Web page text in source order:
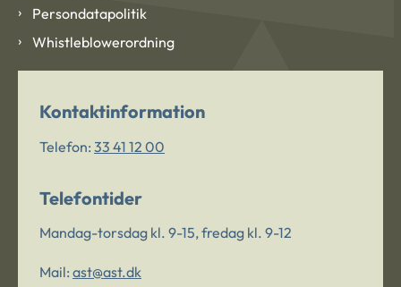
Persondatapolitik
Whistleblowerordning
Kontaktinformation
Telefon: 33 41 12 00
Telefontider
Mandag-torsdag kl. 9-15, fredag kl. 9-12
Mail: ast@ast.dk